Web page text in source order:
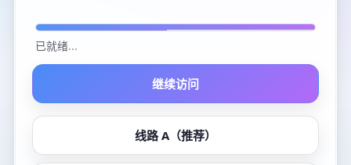
已就绪...
继续访问
线路 A（推荐）